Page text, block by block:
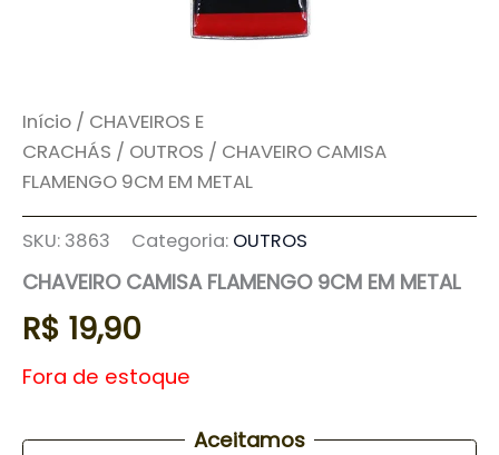
Início / CHAVEIROS E
CRACHÁS / OUTROS / CHAVEIRO CAMISA
FLAMENGO 9CM EM METAL
SKU: 3863 Categoria: OUTROS
CHAVEIRO CAMISA FLAMENGO 9CM EM METAL
R$ 19,90
Fora de estoque
Aceitamos